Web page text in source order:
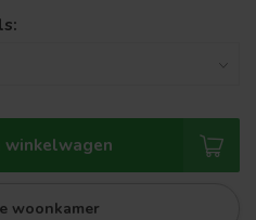
winkelwagen
woonkamer